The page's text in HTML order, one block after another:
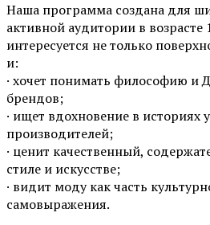
Наша программа создана для
активной аудитории в возрасте
интересуется не только
и:
· хочет понимать философию и
брендов;
· ищет вдохновение в историях
производителей;
· ценит качественный,
стиле и искусстве;
· видит моду как часть
самовыражения.